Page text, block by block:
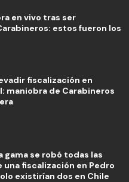
en vivo tras ser
estos fueron los
fiscalización en
maniobra de Carabineros
gama se robó todas las
fiscalización en Pedro
existirían dos en Chile